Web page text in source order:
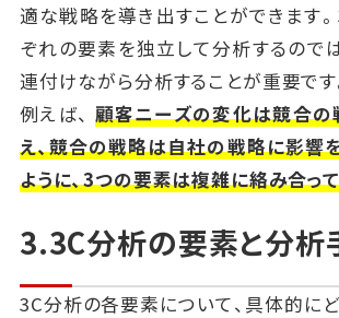
適な戦略を導き出すことができます
ぞれの要素を独立して分析するので
連付けながら分析することが重要です
例えば、 顧客ニーズの変化は競合
え、競合の戦略は自社の戦略に影響
ように、3つの要素は複雑に絡み合っ
3.3C分析の要素と分析
3C分析の各要素について、具体的に